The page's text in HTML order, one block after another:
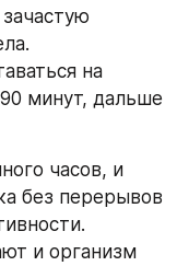
на
минут, дальше
часов, и
без перерывов
и организм